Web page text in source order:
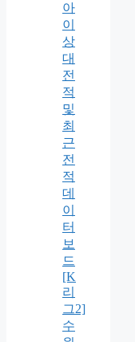
아
이
상
대
전
적
및
최
근
전
적
데
이
터
보
드
[K
리
그2]
수